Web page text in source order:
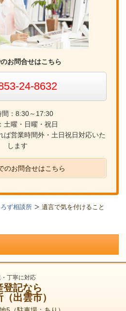
お問合せはこちら
24-8632
間：8:30～17:30
土曜・日曜・祝日
営業時間外・土日祝日対応いた
します
のお問合せはこちら
ず相談所 遺言で気を付けること
丁寧に対応
登記なら
出雲市）